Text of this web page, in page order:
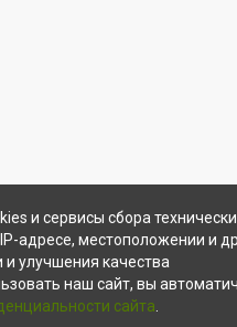
и сервисы сбора
адресе, местоположении и
и улучшения качества
наш сайт, вы
сайта